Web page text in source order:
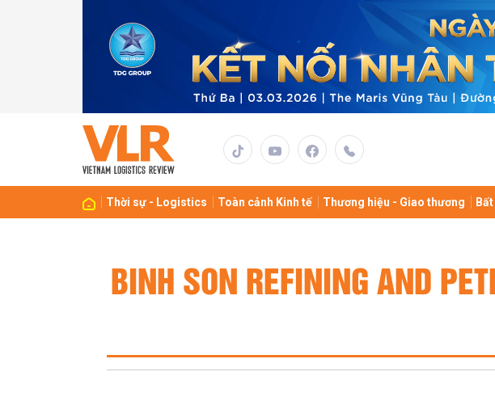
Thời sự - Logistics Toàn cảnh Kinh tế Thương hiệu - Giao thương
BINH SON REFINING AND